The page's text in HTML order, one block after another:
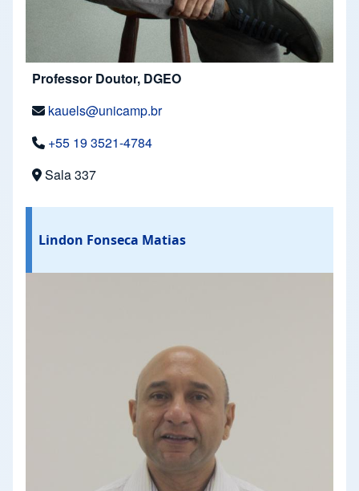
Professor Doutor, DGEO
kauels@unicamp.br
+55 19 3521-4784
Sala 337
Lindon Fonseca Matias